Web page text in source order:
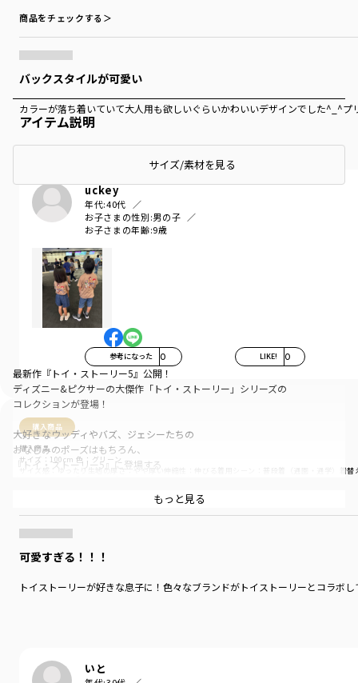
商品をチェックする＞
バックスタイルが可愛い
カラーが落ち着いていて大人用も欲しいぐらいかわいいデザインでした^_^
uckey
年代:40代
お子さまの性別:男の子
お子さまの年齢:9歳
参考になった 0 LIKE! 0
購入商品
購入商品
サイズ感 ：ゆったり ：やや厚い 着
サイズ：100cm 色：グリーン
可愛すぎる！！！
トイストーリーが好きな息子に！色々なブランドがトイストーリーとコラボ
いと
アイテム説明
サイズ/素材を見る
最新作『トイ・ストーリー5』公開！
ディズニー&ピクサーの大傑作「トイ・ストーリー」シリーズの
コレクションが登場！
大好きなウッディやバズ、ジェシーたちの
おなじみのポーズはもちろん、
『トイ・ストーリー5』に登場する
新キャラクターたちが描かれた、
レトロポップなカラーリングが可愛いオフホワイトと
ウッディプリントのイエローは
躍動感たっぷりのバックプリント！
もっと見る